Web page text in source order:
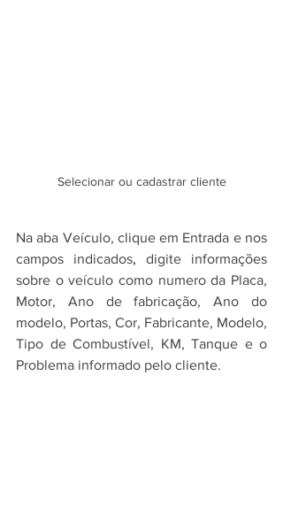
Selecionar ou cadastrar cliente
Na aba Veículo, clique em Entrada e nos
campos indicados, digite informações
sobre o veículo como numero da Placa,
Motor, Ano de fabricação, Ano do
modelo, Portas, Cor, Fabricante, Modelo,
Tipo de Combustível, KM, Tanque e o
Problema informado pelo cliente.